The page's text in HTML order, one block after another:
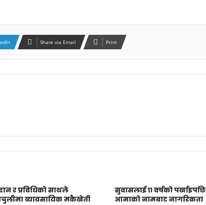
Share via Email Print
र प्रविधिको साथले
व्यावसायिक मकैखेती
सुवासलाई ११ वर्षको पर्खाइपछि
आमाको नामबाट नागरिकता